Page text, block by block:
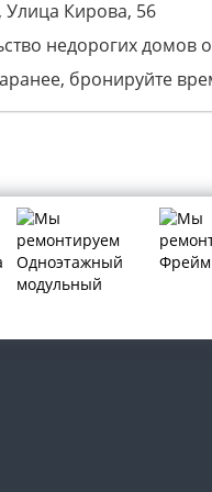
Улица Кирова, 56
недорогих домов
бронируйте